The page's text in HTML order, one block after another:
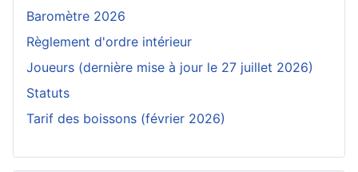
Baromètre 2026
Règlement d'ordre intérieur
Joueurs (dernière mise à jour le 27 juillet 2026)
Statuts
Tarif des boissons (février 2026)